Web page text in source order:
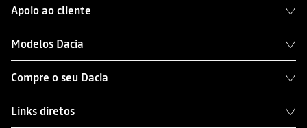
Apoio ao cliente
Modelos Dacia
Compre o seu Dacia
Links diretos